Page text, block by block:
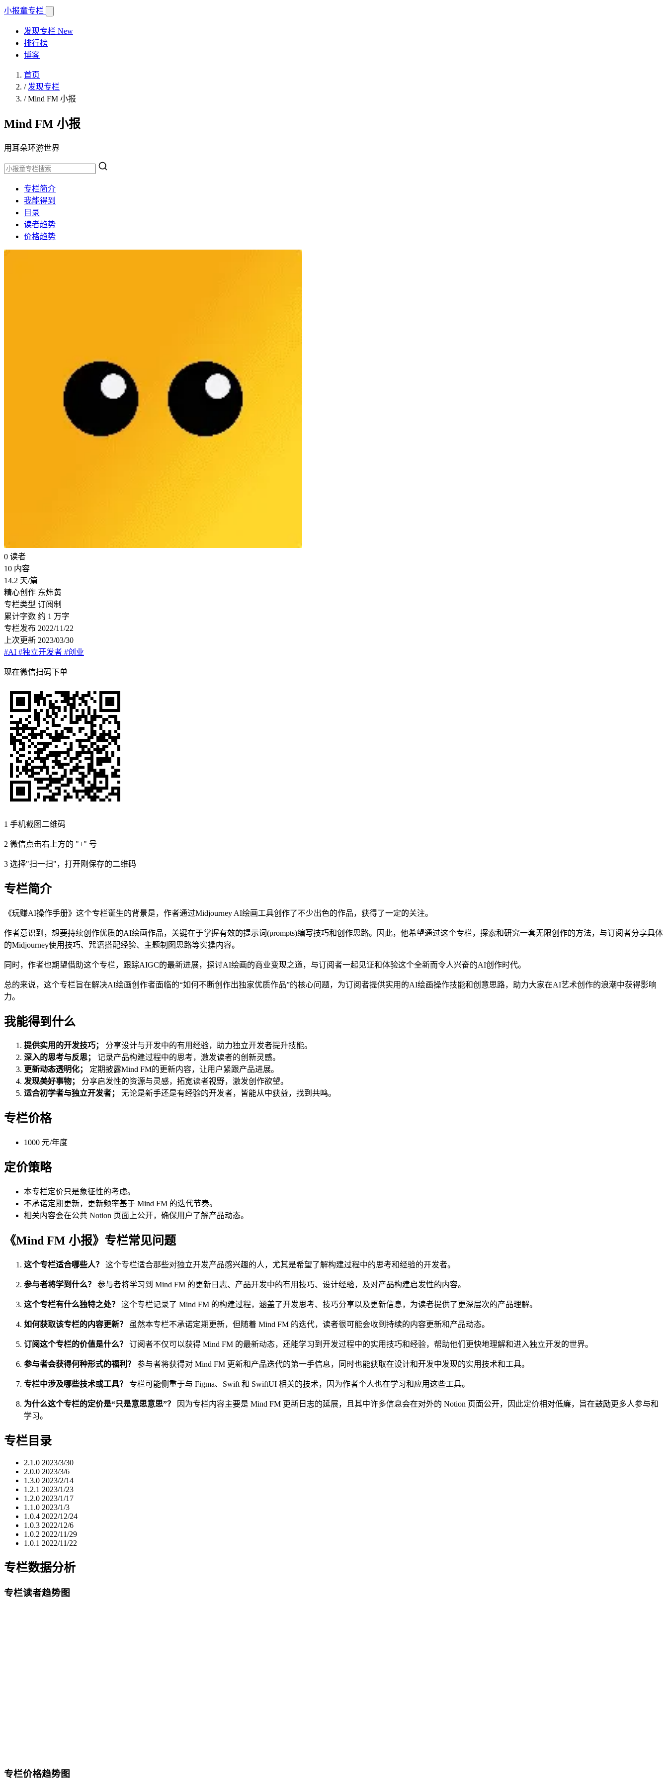
小报童专栏
发现专栏 New
排行榜
博客
首页
/ 发现专栏
/Mind FM 小报
Mind FM 小报
用耳朵环游世界
专栏简介
我能得到
目录
读者趋势
价格趋势
0 读者
10 内容
14.2 天/篇
精心创作 东炜黄
专栏类型 订阅制
累计字数 约 1 万字
专栏发布 2022/11/22
上次更新 2023/03/30
#AI #独立开发者 #创业
现在微信扫码下单
1 手机截图二维码
2 微信点击右上方的 "+" 号
3 选择"扫一扫"，打开刚保存的二维码
专栏简介
《玩赚AI操作手册》这个专栏诞生的背景是，作者通过Midjourney AI绘画工具创作了不少出色的作品，获得了一定的关注。
作者意识到，想要持续创作优质的AI绘画作品，关键在于掌握有效的提示词(prompts)编写技巧和创作思路。因此，他希望通过这个专栏，探索和研究一套无限创作的方法，与订阅者分享具体
的Midjourney使用技巧、咒语搭配经验、主题制图思路等实操内容。
同时，作者也期望借助这个专栏，跟踪AIGC的最新进展，探讨AI绘画的商业变现之道，与订阅者一起见证和体验这个全新而令人兴奋的AI创作时代。
总的来说，这个专栏旨在解决AI绘画创作者面临的“如何不断创作出独家优质作品”的核心问题，为订阅者提供实用的AI绘画操作技能和创意思路，助力大家在AI艺术创作的浪潮中获得影响
力。
我能得到什么
提供实用的开发技巧；
分享设计与开发中的有用经验，助力独立开发者提升技能。
深入的思考与反思；
记录产品构建过程中的思考，激发读者的创新灵感。
更新动态透明化；
定期披露Mind FM的更新内容，让用户紧跟产品进展。
发现美好事物；
分享启发性的资源与灵感，拓宽读者视野，激发创作欲望。
适合初学者与独立开发者；
无论是新手还是有经验的开发者，皆能从中获益，找到共鸣。
专栏价格
1000 元/年度
定价策略
本专栏定价只是象征性的考虑。
不承诺定期更新，更新频率基于 Mind FM 的迭代节奏。
相关内容会在公共 Notion 页面上公开，确保用户了解产品动态。
《Mind FM 小报》专栏常见问题
这个专栏适合哪些人？ 这个专栏适合那些对独立开发产品感兴趣的人，尤其是希望了解构建过程中的思考和经验的开发者。
参与者将学到什么？ 参与者将学习到 Mind FM 的更新日志、产品开发中的有用技巧、设计经验，及对产品构建启发性的内容。
这个专栏有什么独特之处？ 这个专栏记录了 Mind FM 的构建过程，涵盖了开发思考、技巧分享以及更新信息，为读者提供了更深层次的产品理解。
如何获取该专栏的内容更新？ 虽然本专栏不承诺定期更新，但随着 Mind FM 的迭代，读者很可能会收到持续的内容更新和产品动态。
订阅这个专栏的价值是什么？ 订阅者不仅可以获得 Mind FM 的最新动态，还能学习到开发过程中的实用技巧和经验，帮助他们更快地理解和进入独立开发的世界。
参与者会获得何种形式的福利？ 参与者将获得对 Mind FM 更新和产品迭代的第一手信息，同时也能获取在设计和开发中发现的实用技术和工具。
专栏中涉及哪些技术或工具？ 专栏可能侧重于与 Figma、Swift 和 SwiftUI 相关的技术，因为作者个人也在学习和应用这些工具。
为什么这个专栏的定价是“只是意思意思”？
因为专栏内容主要是 Mind FM 更新日志的延展，且其中许多信息会在对外的 Notion 页面公开，因此定价相对低廉，旨在鼓励更多人参与和
学习。
专栏目录
2.1.0 2023/3/30
2.0.0 2023/3/6
1.3.0 2023/2/14
1.2.1 2023/1/23
1.2.0 2023/1/17
1.1.0 2023/1/3
1.0.4 2022/12/24
1.0.3 2022/12/6
1.0.2 2022/11/29
1.0.1 2022/11/22
专栏数据分析
专栏读者趋势图
专栏价格趋势图